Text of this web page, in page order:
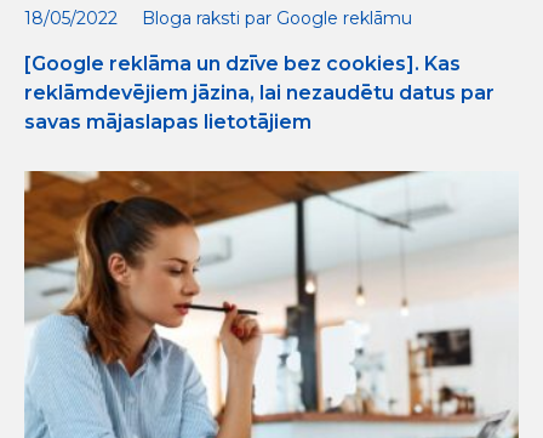
18/05/2022 Bloga raksti par Google reklāmu
[Google reklāma un dzīve bez cookies]. Kas
reklāmdevējiem jāzina, lai nezaudētu datus par
savas mājaslapas lietotājiem